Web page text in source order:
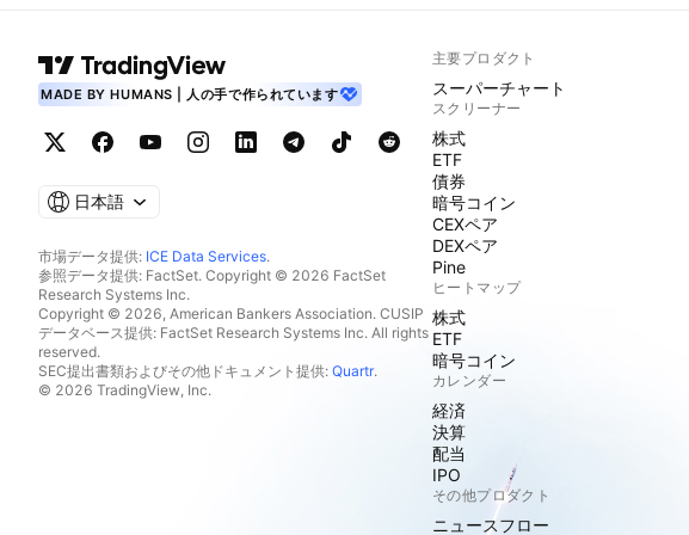
MADE BY HUMANS | 人の手で作られています
日本語
市場データ提供: ICE Data Services.
参照データ提供: FactSet. Copyright © 2026 FactSet
Research Systems Inc.
Copyright © 2026, American Bankers Association. CUSIP
データベース提供: FactSet Research Systems Inc. All rights
reserved.
SEC提出書類およびその他ドキュメント提供: Quartr.
© 2026 TradingView, Inc.
主要プロダクト
スーパーチャート
スクリーナー
株式
ETF
債券
暗号コイン
CEXペア
DEXペア
Pine
ヒートマップ
株式
ETF
暗号コイン
カレンダー
経済
決算
配当
IPO
その他プロダクト
ニュースフロー